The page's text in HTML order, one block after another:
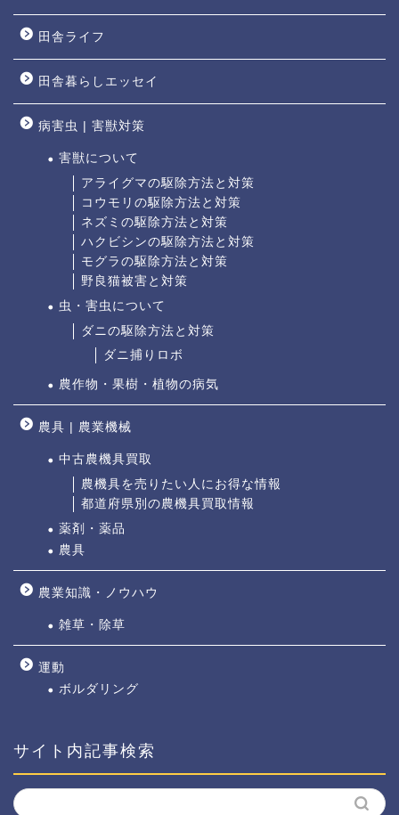
田舎ライフ
田舎暮らしエッセイ
病害虫 | 害獣対策
害獣について
アライグマの駆除方法と対策
コウモリの駆除方法と対策
ネズミの駆除方法と対策
ハクビシンの駆除方法と対策
モグラの駆除方法と対策
野良猫被害と対策
虫・害虫について
ダニの駆除方法と対策
ダニ捕りロボ
農作物・果樹・植物の病気
農具 | 農業機械
中古農機具買取
農機具を売りたい人にお得な情報
都道府県別の農機具買取情報
薬剤・薬品
農具
農業知識・ノウハウ
雑草・除草
運動
ボルダリング
サイト内記事検索